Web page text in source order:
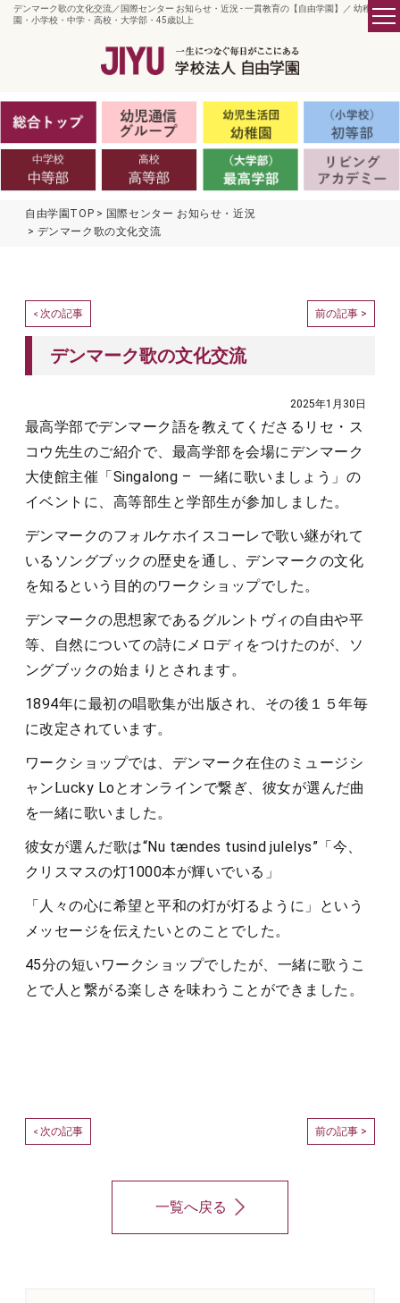
デンマーク歌の文化交流／国際センター お知らせ・近況 - 一貫教育の【自由学園】／ 幼稚
園・小学校・中学・高校・大学部・45歳以上
自由学園TOP
国際センター お知らせ・近況
デンマーク歌の文化交流
< 次の記事 前の記事 >
デンマーク歌の文化交流
2025年1月30日
最高学部でデンマーク語を教えてくださるリセ・ス
コウ先生のご紹介で、最高学部を会場にデンマーク
大使館主催「Singalong – 一緒に歌いましょう」の
イベントに、高等部生と学部生が参加しました。
デンマークのフォルケホイスコーレで歌い継がれて
いるソングブックの歴史を通し、デンマークの文化
を知るという目的のワークショップでした。
デンマークの思想家であるグルントヴィの自由や平
等、自然についての詩にメロディをつけたのが、ソ
ングブックの始まりとされます。
1894年に最初の唱歌集が出版され、その後１５年毎
に改定されています。
ワークショップでは、デンマーク在住のミュージシ
ャンLucky Loとオンラインで繋ぎ、彼女が選んだ曲
を一緒に歌いました。
彼女が選んだ歌は“Nu tændes tusind julelys”「今、
クリスマスの灯1000本が輝いでいる」
「人々の心に希望と平和の灯が灯るように」という
メッセージを伝えたいとのことでした。
45分の短いワークショップでしたが、一緒に歌うこ
とで人と繋がる楽しさを味わうことができました。
< 次の記事 前の記事 >
一覧へ戻る